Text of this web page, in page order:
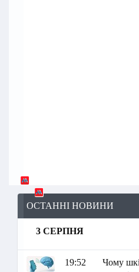
ОСТАННІ НОВИНИ
3 СЕРПНЯ
19:52
Чому